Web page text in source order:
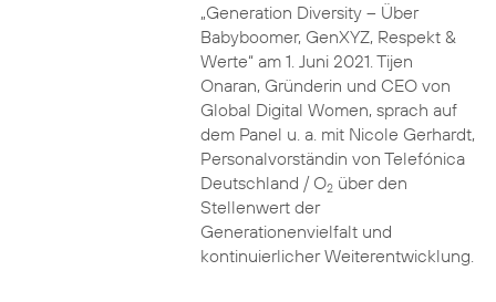
„Generation Diversity – Über
Babyboomer, GenXYZ, Respekt &
Werte“ am 1. Juni 2021. Tijen
Onaran, Gründerin und CEO von
Global Digital Women, sprach auf
dem Panel u. a. mit Nicole Gerhardt,
Personalvorständin von Telefónica
Deutschland / O2über den
Stellenwert der
Generationenvielfalt und
kontinuierlicher Weiterentwicklung.